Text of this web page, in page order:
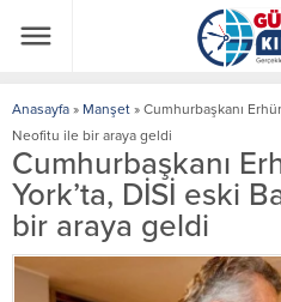
Anasayfa » Manşet » Cumhurbaşkanı
Neofitu ile bir araya geldi
Cumhurbaşkanı
York’ta, DİSİ eski
bir araya geldi